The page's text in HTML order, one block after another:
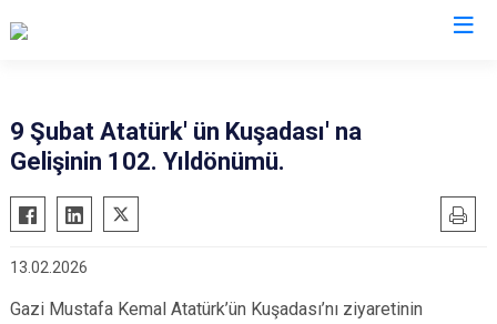
Bozdoğan
Buharkent
Didim
Germencik
Köşk
Söke
9 Şubat Atatürk' ün Kuşadası' na
Gelişinin 102. Yıldönümü.
13.02.2026
Gazi Mustafa Kemal Atatürk’ün Kuşadası’nı ziyaretinin